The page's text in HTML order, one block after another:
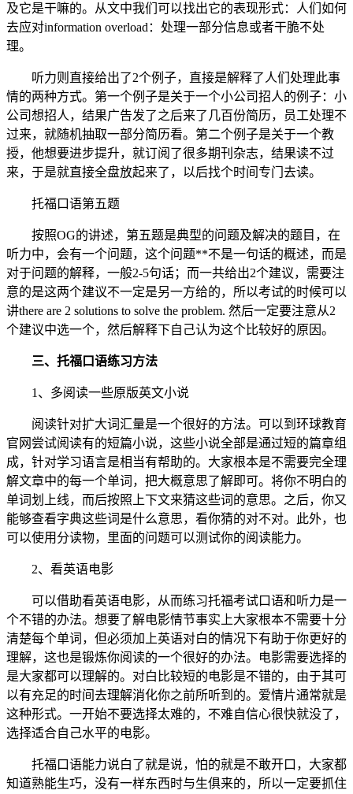
及它是干嘛的。从文中我们可以找出它的表现形式：人们如何
去应对information overload：处理一部分信息或者干脆不处
理。
听力则直接给出了2个例子，直接是解释了人们处理此事
情的两种方式。第一个例子是关于一个小公司招人的例子：小
公司想招人，结果广告发了之后来了几百份简历，员工处理不
过来，就随机抽取一部分简历看。第二个例子是关于一个教
授，他想要进步提升，就订阅了很多期刊杂志，结果读不过
来，于是就直接全盘放起来了，以后找个时间专门去读。
托福口语第五题
按照OG的讲述，第五题是典型的问题及解决的题目，在
听力中，会有一个问题，这个问题**不是一句话的概述，而是
对于问题的解释，一般2-5句话；而一共给出2个建议，需要注
意的是这两个建议不一定是另一方给的，所以考试的时候可以
讲there are 2 solutions to solve the problem. 然后一定要注意从2
个建议中选一个，然后解释下自己认为这个比较好的原因。
三、托福口语练习方法
1、多阅读一些原版英文小说
阅读针对扩大词汇量是一个很好的方法。可以到环球教育
官网尝试阅读有的短篇小说，这些小说全部是通过短的篇章组
成，针对学习语言是相当有帮助的。大家根本是不需要完全理
解文章中的每一个单词，把大概意思了解即可。将你不明白的
单词划上线，而后按照上下文来猜这些词的意思。之后，你又
能够查看字典这些词是什么意思，看你猜的对不对。此外，也
可以使用分读物，里面的问题可以测试你的阅读能力。
2、看英语电影
可以借助看英语电影，从而练习托福考试口语和听力是一
个不错的办法。想要了解电影情节事实上大家根本不需要十分
清楚每个单词，但必须加上英语对白的情况下有助于你更好的
理解，这也是锻炼你阅读的一个很好的办法。电影需要选择的
是大家都可以理解的。对白比较短的电影是不错的，由于其可
以有充足的时间去理解消化你之前所听到的。爱情片通常就是
这种形式。一开始不要选择太难的，不难自信心很快就没了，
选择适合自己水平的电影。
托福口语能力说白了就是说，怕的就是不敢开口，大家都
知道熟能生巧，没有一样东西时与生俱来的，所以一定要抓住